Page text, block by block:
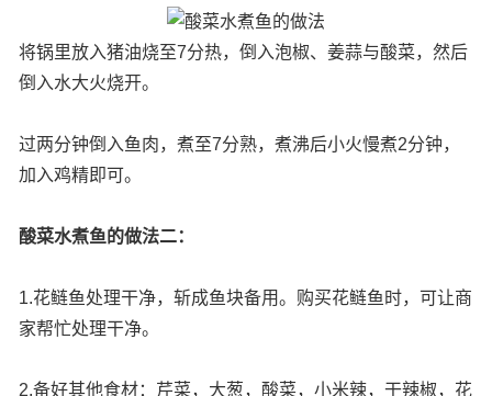
将锅里放入猪油烧至7分热，倒入泡椒、姜蒜与酸菜，然后
倒入水大火烧开。
过两分钟倒入鱼肉，煮至7分熟，煮沸后小火慢煮2分钟，
加入鸡精即可。
酸菜水煮鱼的做法二：
1.花鲢鱼处理干净，斩成鱼块备用。购买花鲢鱼时，可让商
家帮忙处理干净。
2.备好其他食材：芹菜，大葱，酸菜，小米辣，干辣椒，花